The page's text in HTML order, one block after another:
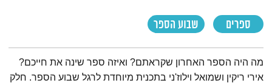
ספרים שבוע הספר
תמצית הפודקאסט
מה היה הספר האחרון שקראתם? ואיזה ספר שינה את חייכם?
אירי ריקין ושמואל וילוז'ני בתכנית מיוחדת לרגל שבוע הספר. חלק